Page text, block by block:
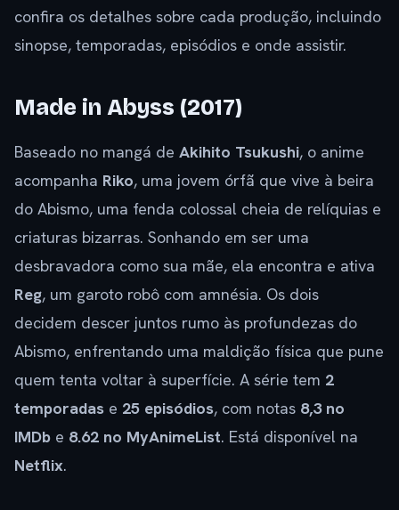
confira os detalhes sobre cada produção, incluindo
sinopse, temporadas, episódios e onde assistir.
Made in Abyss (2017)
Baseado no mangá de Akihito Tsukushi, o anime
acompanha Riko, uma jovem órfã que vive à beira
do Abismo, uma fenda colossal cheia de relíquias e
criaturas bizarras. Sonhando em ser uma
desbravadora como sua mãe, ela encontra e ativa
Reg, um garoto robô com amnésia. Os dois
decidem descer juntos rumo às profundezas do
Abismo, enfrentando uma maldição física que pune
quem tenta voltar à superfície. A série tem 2
temporadas e 25 episódios, com notas 8,3 no
IMDb e 8.62 no MyAnimeList. Está disponível na
Netflix.